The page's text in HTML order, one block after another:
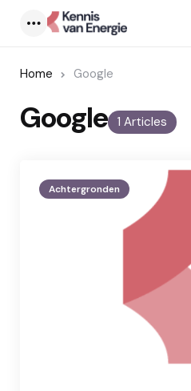
Home Google
1 Articles
Google
Achtergronden